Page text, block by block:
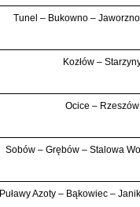
Tunel – Bukowno –
Kozłów –
Ocice – Rzeszów
Sobów – Grębów – Stalowa
Puławy Azoty – Bąkowiec –